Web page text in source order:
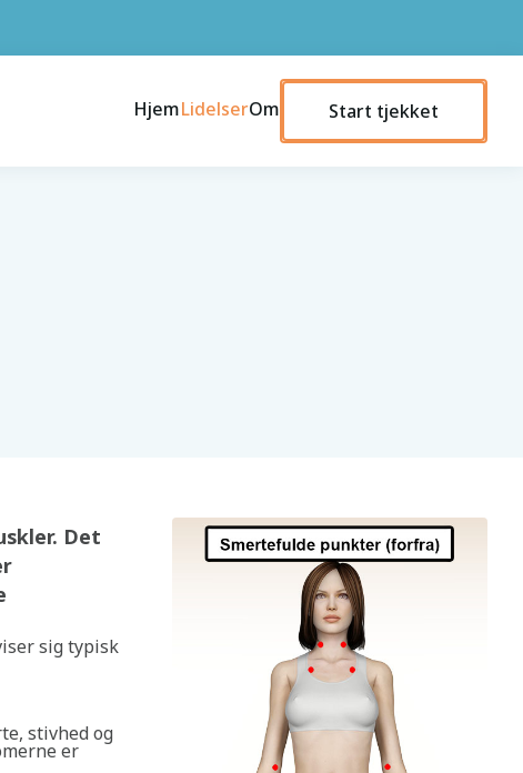
HjemLidelserOm Start tjekket
Det
sig typisk
stivhed og
er